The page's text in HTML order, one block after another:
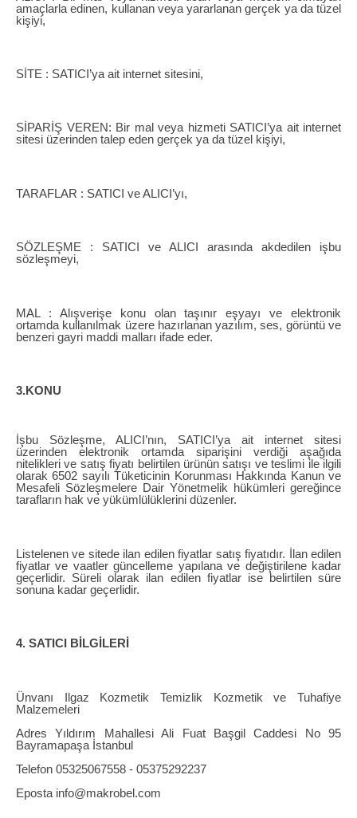
amaçlarla edinen, kullanan veya yararlanan gerçek ya da tüzel
kişiyi,
SİTE : SATICI’ya ait internet sitesini,
SİPARİŞ VEREN: Bir mal veya hizmeti SATICI’ya ait internet
sitesi üzerinden talep eden gerçek ya da tüzel kişiyi,
TARAFLAR : SATICI ve ALICI’yı,
SÖZLEŞME : SATICI ve ALICI arasında akdedilen işbu
sözleşmeyi,
MAL : Alışverişe konu olan taşınır eşyayı ve elektronik
ortamda kullanılmak üzere hazırlanan yazılım, ses, görüntü ve
benzeri gayri maddi malları ifade eder.
3.KONU
İşbu Sözleşme, ALICI’nın, SATICI’ya ait internet sitesi
üzerinden elektronik ortamda siparişini verdiği aşağıda
nitelikleri ve satış fiyatı belirtilen ürünün satışı ve teslimi ile ilgili
olarak 6502 sayılı Tüketicinin Korunması Hakkında Kanun ve
Mesafeli Sözleşmelere Dair Yönetmelik hükümleri gereğince
tarafların hak ve yükümlülüklerini düzenler.
Listelenen ve sitede ilan edilen fiyatlar satış fiyatıdır. İlan edilen
fiyatlar ve vaatler güncelleme yapılana ve değiştirilene kadar
geçerlidir. Süreli olarak ilan edilen fiyatlar ise belirtilen süre
sonuna kadar geçerlidir.
4. SATICI BİLGİLERİ
Ünvanı Ilgaz Kozmetik Temizlik Kozmetik ve Tuhafiye
Malzemeleri
Adres Yıldırım Mahallesi Ali Fuat Başgil Caddesi No 95
Bayramapaşa İstanbul
Telefon 05325067558 - 05375292237
Eposta info@makrobel.com